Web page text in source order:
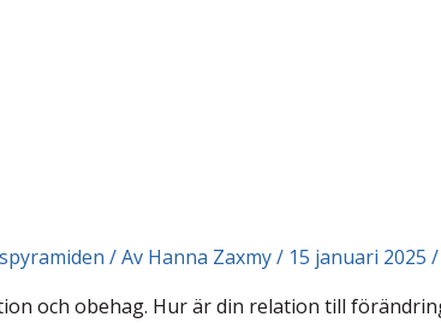
/ Av Hanna Zaxmy/ 15 januari 2025 /
och obehag. Hur är din relation till